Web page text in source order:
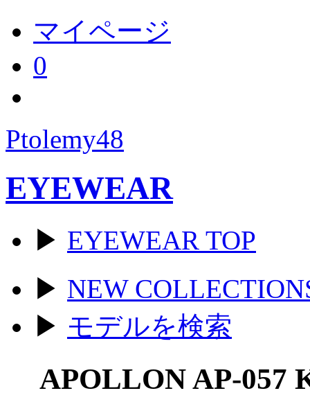
マイページ
0
Ptolemy48
EYEWEAR
▶ EYEWEAR TOP
▶ NEW
▶ モデルを検索
APOLLON AP-057